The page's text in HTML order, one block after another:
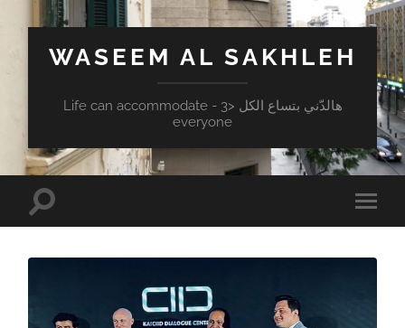
WASEEM AL SAKHLEH
هالدّني بتساع الكل <3 - Life can accommodate
everyone
mobile
Toggle